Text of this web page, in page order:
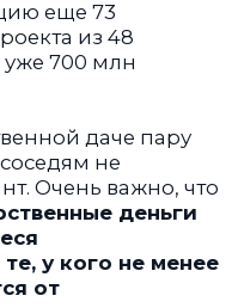
еще 73
из 48
уже 700 млн
даче пару
не
Очень важно, что
деньги
у кого не менее
от